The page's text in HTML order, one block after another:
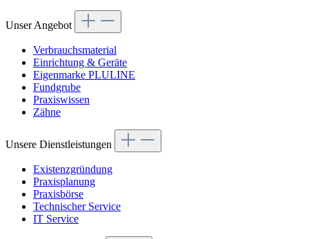
Unser Angebot
Verbrauchsmaterial
Einrichtung & Geräte
Eigenmarke PLULINE
Fundgrube
Praxiswissen
Zähne
Unsere Dienstleistungen
Existenzgründung
Praxisplanung
Praxisbörse
Technischer Service
IT Service